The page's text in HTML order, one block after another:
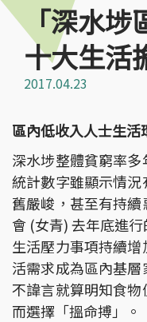
「深水埗
十大生活
2017.04.23
區內低收入人士生
深水埗整體貧窮率
統計數字雖顯示情
舊嚴峻，甚至有持
會 (女青) 去年底進
生活壓力事項持續
活需求成為區內基
不諱言就算明知食
而選擇「搵命搏」。